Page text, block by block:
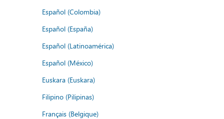
Español (Colombia)
Español (España)
Español (Latinoamérica)
Español (México)
Euskara (Euskara)
Filipino (Pilipinas)
Français (Belgique)